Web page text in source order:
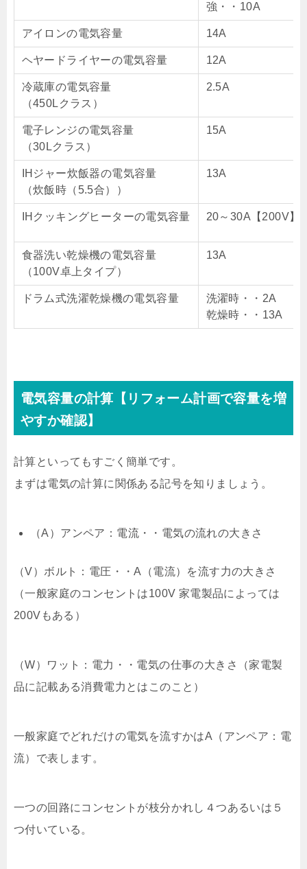
強・・10A
アイロンの電気容量 14A
ヘヤードライヤーの電気容量 12A
冷蔵庫の電気容量
（450Lクラス）
2.5A
電子レンジの電気容量
（30Lクラス）
15A
IHジャー炊飯器の電気容量
（炊飯時（5.5合））
13A
IHクッキングヒーターの電気容量 20～30A【200V】
食器洗い乾燥機の電気容量
（100V卓上タイプ）
13A
ドラム式洗濯乾燥機の電気容量
洗濯時・・2A
乾燥時・・13A
電気容量の計算【リフォーム計画で容量を増
やすか確認】
計算といってもすごく簡単です。
まずは電気の計算に関係ある記号を知りましょう。
（A）アンペア：電流・・電気の流れの大きさ
（V）ボルト：電圧・・A（電流）を流す力の大きさ
（一般家庭のコンセントは100V 家電製品によっては
200Vもある）
（W）ワット：電力・・電気の仕事の大きさ（家電製
品に記載ある消費電力とはこのこと）
一般家庭でどれだけの電気を流すかはA（アンペア：電
流）で表します。
一つの回路にコンセントが枝分かれし４つあるいは５
つ付いている。